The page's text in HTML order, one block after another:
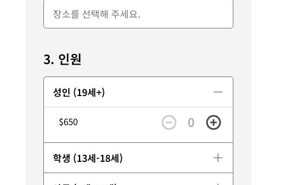
3. 인원
성인 (19세+)
$650 0
학생 (13세-18세)